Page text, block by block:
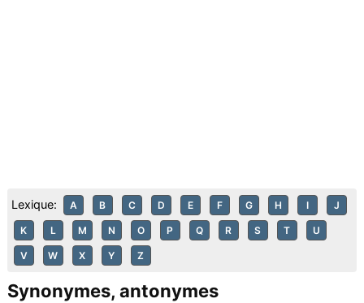
Lexique: A B C D E F G H I J
K L M N O P Q R S T U
V W X Y Z
Synonymes, antonymes